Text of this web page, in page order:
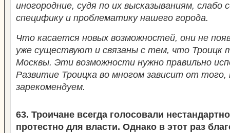
иногородние, судя по их высказываниям,
специфику и проблематику нашего города.
Что касается новых возможностей, они не
уже существуют и связаны с тем, что Троицк
Москвы. Эти возможности нужно правильно
Развитие Троицка во многом зависит от того,
зарекомендуем.
63. Троичане всегда голосовали
протестно для власти. Однако в этот раз